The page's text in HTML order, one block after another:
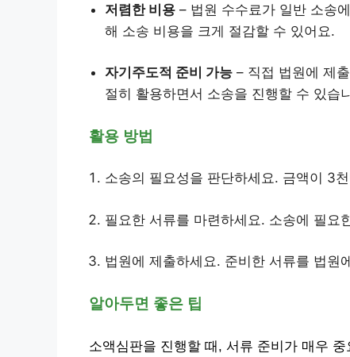
저렴한 비용 – 법원 수수료가 일반 소송
해 소송 비용을 크게 절감할 수 있어요.
자기주도적 준비 가능 – 직접 법원에 제
절히 활용하면서 소송을 진행할 수 있습
활용 방법
소송의 필요성을 판단하세요. 금액이 3
필요한 서류를 마련하세요. 소송에 필요
법원에 제출하세요. 준비한 서류를 법원
알아두면 좋은 팁
소액심판을 진행할 때, 서류 준비가 매우